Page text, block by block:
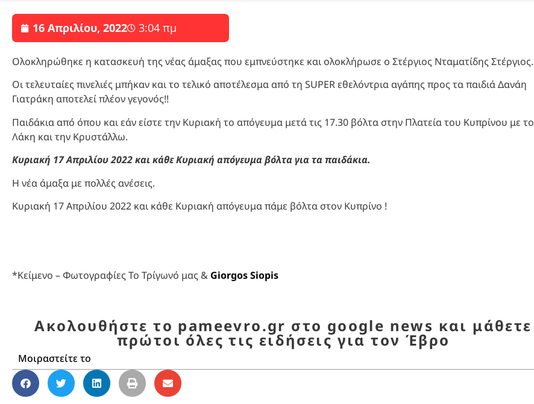
16 Απριλίου, 2022 3:04 πμ
Ολοκληρώθηκε η κατασκευή της νέας άμαξας που εμπνεύστηκε και ολοκλήρωσε ο Στέργιος Νταματίδης Στέργιος.
Οι τελευταίες πινελιές μπήκαν και το τελικό αποτέλεσμα από τη SUPER εθελόντρια αγάπης προς τα παιδιά Δανάη
Γιατράκη αποτελεί πλέον γεγονός!!
Παιδάκια από όπου και εάν είστε την Κυριακή το απόγευμα μετά τις 17.30 βόλτα στην Πλατεία του Κυπρίνου με το
Λάκη και την Κρυστάλλω.
Κυριακή 17 Απριλίου 2022 και κάθε Κυριακή απόγευμα βόλτα για τα παιδάκια.
Η νέα άμαξα με πολλές ανέσεις.
Κυριακή 17 Απριλίου 2022 και κάθε Κυριακή απόγευμα πάμε βόλτα στον Κυπρίνο !
*Κείμενο – Φωτογραφίες Το Τρίγωνό μας & Giorgos Siopis
Ακολουθήστε το pameevro.gr στο google news και μάθετε
πρώτοι όλες τις ειδήσεις για τον Έβρο
Μοιραστείτε το